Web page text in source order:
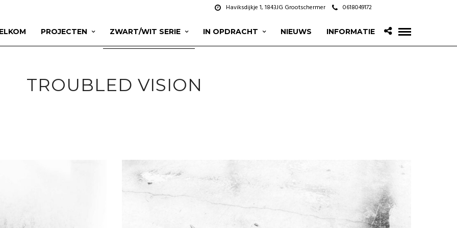
Haviksdijkje 1, 1843JG Grootschermer 0618049172
PROJECTEN ZWART/WIT SERIE IN OPDRACHT NIEUWS INFORMATIE
TROUBLED VISION